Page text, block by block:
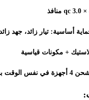
qc 3.0 × منافذ
أساسية: تيار زائد، جهد
+ مكونات قياسية
في نفس الوقت بحد أقصى 30
: